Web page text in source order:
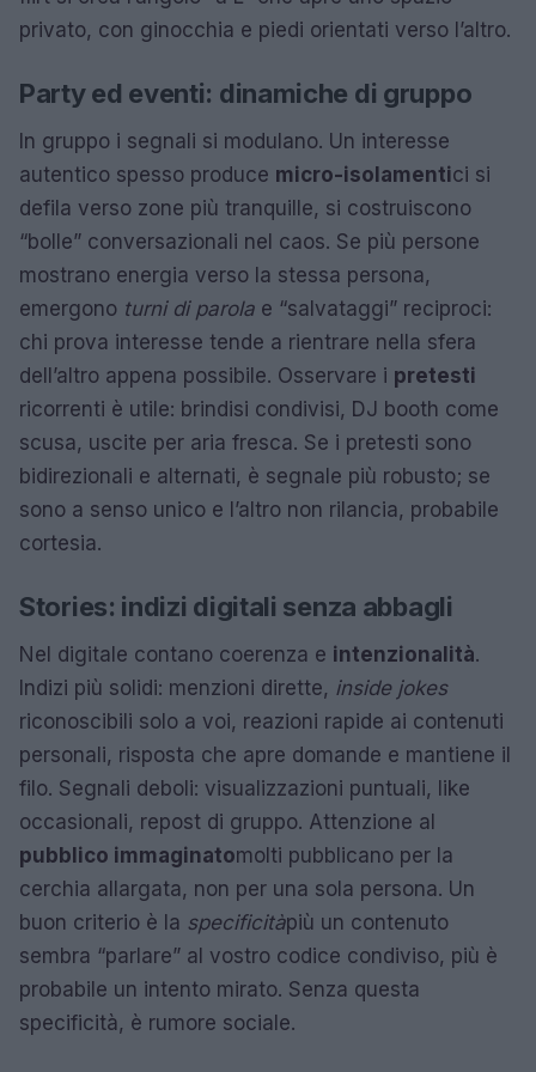
privato, con ginocchia e piedi orientati verso l’altro.
Party ed eventi: dinamiche di gruppo
In gruppo i segnali si modulano. Un interesse
autentico spesso produce micro-isolamentici si
defila verso zone più tranquille, si costruiscono
“bolle” conversazionali nel caos. Se più persone
mostrano energia verso la stessa persona,
emergono turni di parola e “salvataggi” reciproci:
chi prova interesse tende a rientrare nella sfera
dell’altro appena possibile. Osservare i pretesti
ricorrenti è utile: brindisi condivisi, DJ booth come
scusa, uscite per aria fresca. Se i pretesti sono
bidirezionali e alternati, è segnale più robusto; se
sono a senso unico e l’altro non rilancia, probabile
cortesia.
Stories: indizi digitali senza abbagli
Nel digitale contano coerenza e intenzionalità.
Indizi più solidi: menzioni dirette, inside jokes
riconoscibili solo a voi, reazioni rapide ai contenuti
personali, risposta che apre domande e mantiene il
filo. Segnali deboli: visualizzazioni puntuali, like
occasionali, repost di gruppo. Attenzione al
pubblico immaginatomolti pubblicano per la
cerchia allargata, non per una sola persona. Un
buon criterio è la specificitàpiù un contenuto
sembra “parlare” al vostro codice condiviso, più è
probabile un intento mirato. Senza questa
specificità, è rumore sociale.